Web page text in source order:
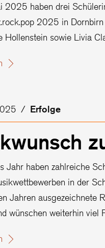
2025 haben drei
2025 in
Hollenstein sowie Livia
/ Erfolge
Jahr haben zahlreiche
in der
Jahren ausgezeichnete
wünschen weiterhin viel